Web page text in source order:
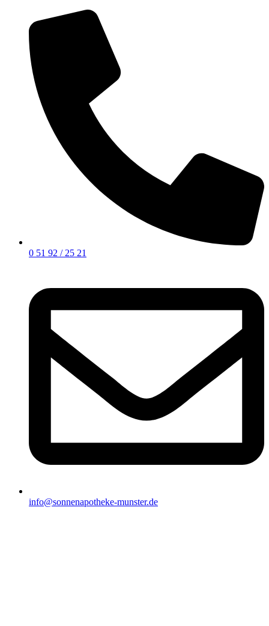
0 51 92 / 25 21
info@sonnenapotheke-munster.de